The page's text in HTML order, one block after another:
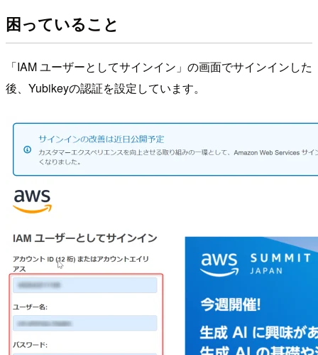
困っていること
「IAM ユーザーとしてサインイン」の画面でサインインした
後、Yubikeyの認証を設定しています。